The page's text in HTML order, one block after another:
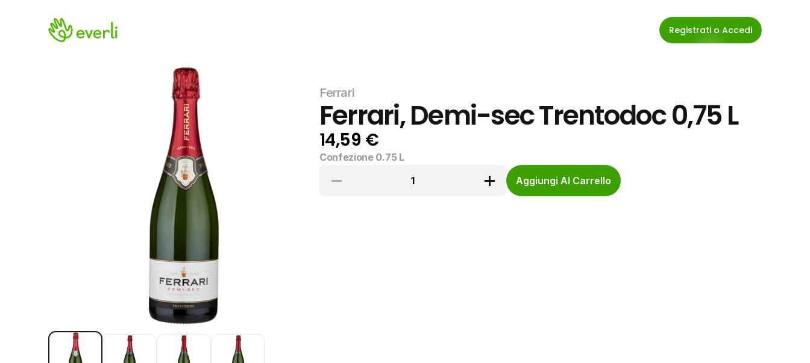
Registrati o Accedi
Ferrari
Ferrari, Demi-sec Trentodoc 0,75 L
14,59 €
Confezione 0.75 L
1
Aggiungi Al Carrello